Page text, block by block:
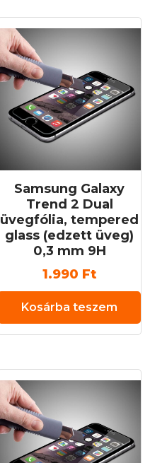
Samsung Galaxy
Trend 2 Dual
üvegfólia, tempered
glass (edzett üveg)
0,3 mm 9H
1.990 Ft
Kosárba teszem